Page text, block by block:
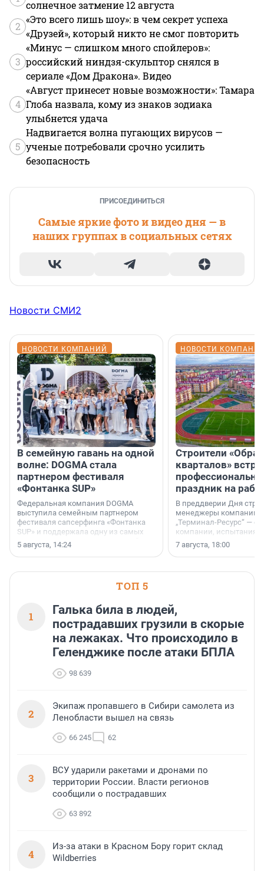
солнечное затмение 12 августа
2
«Это всего лишь шоу»: в чем секрет успеха
«Друзей», который никто не смог повторить
3
«Минус — слишком много спойлеров»:
российский ниндзя-скульптор снялся в
сериале «Дом Дракона». Видео
4
«Август принесет новые возможности»: Тамара
Глоба назвала, кому из знаков зодиака
улыбнется удача
5
Надвигается волна пугающих вирусов —
ученые потребовали срочно усилить
безопасность
ПРИСОЕДИНИТЬСЯ
Самые яркие фото и видео дня — в
наших группах в социальных сетях
Новости СМИ2
НОВОСТИ КОМПАНИЙ
В семейную гавань на одной
волне: DOGMA стала
партнером фестиваля
«Фонтанка SUP»
Федеральная компания DOGMA
выступила семейным партнером
фестиваля сапсерфинга «Фонтанка
SUP» и поддержала одну из самых
ярких и романтичных номинаций —
«SUP-свадьба».
5 августа, 14:24
НОВОСТИ
Строители
кварталов»
праздник на
В преддверии Дня
менеджеры компании
„Терминал-Ресурс“ — о
компании, испытаниях
осторожного
7 августа, 18:00
ТОП 5
1
Галька била в людей,
пострадавших грузили в скорые
на лежаках. Что происходило в
Геленджике после атаки БПЛА
98 639
2
Экипаж пропавшего в Сибири самолета из
Ленобласти вышел на связь
66 245 62
3
ВСУ ударили ракетами и дронами по
территории России. Власти регионов
сообщили о пострадавших
63 892
4
Из-за атаки в Красном Бору горит склад
Wildberries